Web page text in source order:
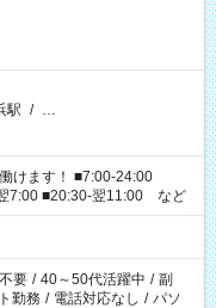
駅 / …
けます！ ■7:00-24:00
7:00 ■20:30-翌11:00 など
要 / 40～50代活躍中 / 副
勤務 / 電話対応なし / パソ